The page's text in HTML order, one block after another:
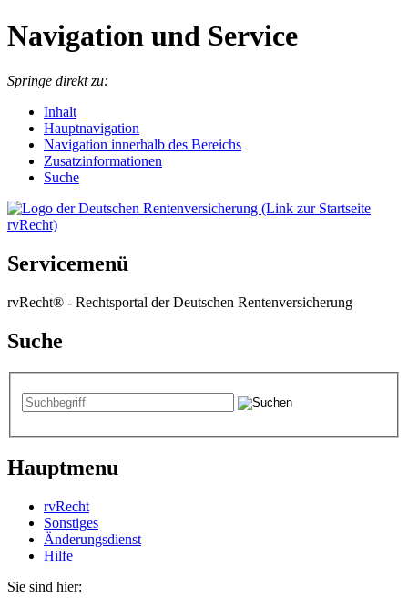
Navigation und Service
Springe direkt zu:
Inhalt
Hauptnavigation
Navigation innerhalb des Bereichs
Zusatzinformationen
Suche
Servicemenü
rvRecht® - Rechtsportal der Deutschen Rentenversicherung
Suche
Hauptmenu
rvRecht
Sonstiges
Änderungsdienst
Hil­fe
Sie sind hier: